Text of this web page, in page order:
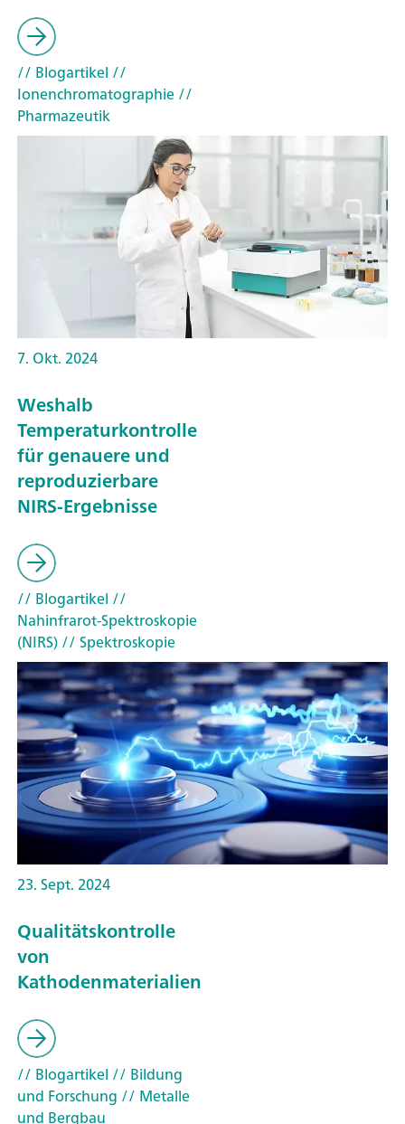
// Blogartikel //
Ionenchromatographie//
Pharmazeutik
7. Okt. 2024
Weshalb
Temperaturkontrolle
für genauere und
reproduzierbare
NIRS-Ergebnisse
// Blogartikel //
Nahinfrarot-Spektroskopie
(NIRS)// Spektroskopie
23. Sept. 2024
Qualitätskontrolle
von
Kathodenmaterialien
// Blogartikel // Bildung
und Forschung // Metalle
und Bergbau